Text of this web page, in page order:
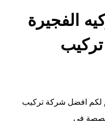
الفجيرة
تركيب
لكم افضل شركة تركيب
في